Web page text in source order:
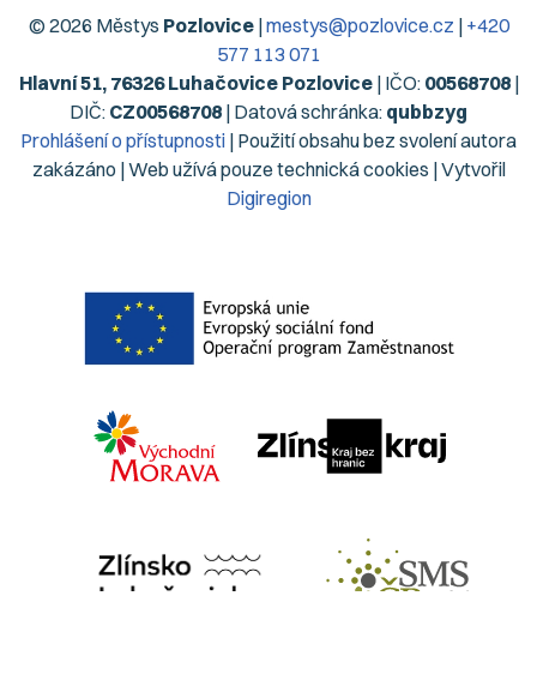
© 2026 Městys Pozlovice|mestys@pozlovice.cz | +420
577 113 071
Hlavní 51, 76326 Luhačovice Pozlovice| IČO: 00568708|
DIČ: CZ00568708 | Datová schránka: qubbzyg
Prohlášení o přístupnosti | Použití obsahu bez svolení autora
zakázáno | Web užívá pouze technická cookies | Vytvořil
Digiregion